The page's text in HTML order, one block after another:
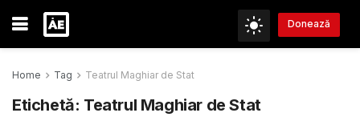
Donează
Home Tag Teatrul Maghiar de Stat
Etichetă: Teatrul Maghiar de Stat